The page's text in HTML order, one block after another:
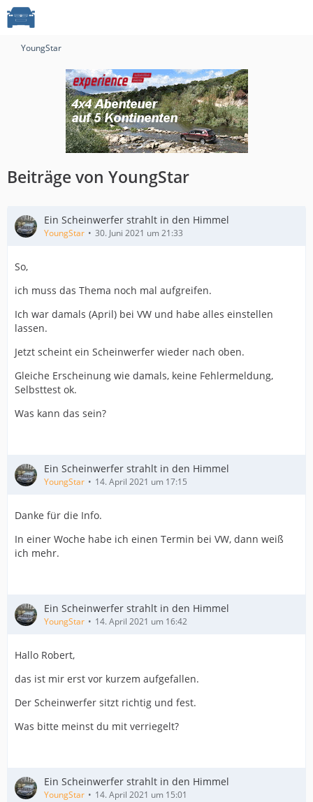
YoungStar
Beiträge von YoungStar
Ein Scheinwerfer strahlt in den Himmel
YoungStar 30. Juni 2021 um 21:33
So,
ich muss das Thema noch mal aufgreifen.
Ich war damals (April) bei VW und habe alles einstellen
lassen.
Jetzt scheint ein Scheinwerfer wieder nach oben.
Gleiche Erscheinung wie damals, keine Fehlermeldung,
Selbsttest ok.
Was kann das sein?
Ein Scheinwerfer strahlt in den Himmel
YoungStar 14. April 2021 um 17:15
Danke für die Info.
In einer Woche habe ich einen Termin bei VW, dann weiß
ich mehr.
Ein Scheinwerfer strahlt in den Himmel
YoungStar 14. April 2021 um 16:42
Hallo Robert,
das ist mir erst vor kurzem aufgefallen.
Der Scheinwerfer sitzt richtig und fest.
Was bitte meinst du mit verriegelt?
Ein Scheinwerfer strahlt in den Himmel
YoungStar 14. April 2021 um 15:01